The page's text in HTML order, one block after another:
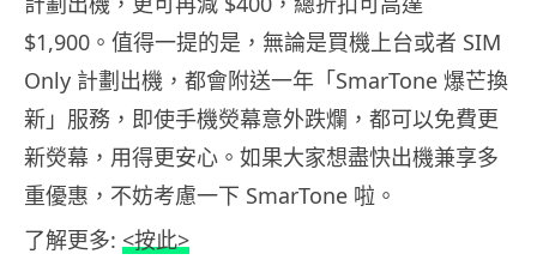
$1,900。值得一提的是，無論是買機上台或者 SIM
Only 計劃出機，都會附送一年「SmarTone 爆芒換
新」服務，即使手機熒幕意外跌爛，都可以免費更
新熒幕，用得更安心。如果大家想盡快出機兼享多
重優惠，不妨考慮一下 SmarTone 啦。
了解更多: <按此>